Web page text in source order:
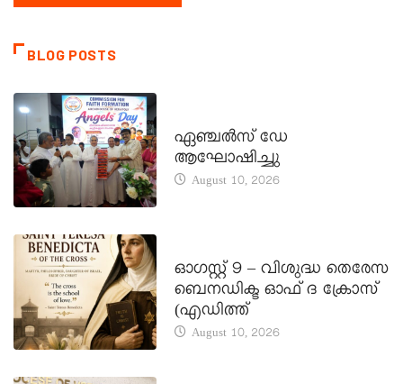
BLOG POSTS
ഏഞ്ചൽസ് ഡേ
ആഘോഷിച്ചു
August 10, 2026
ഓഗസ്റ്റ് 9 – വിശുദ്ധ തെരേസ
ബെനഡിക്ട ഓഫ് ദ ക്രോസ്
(എഡിത്ത്
August 10, 2026